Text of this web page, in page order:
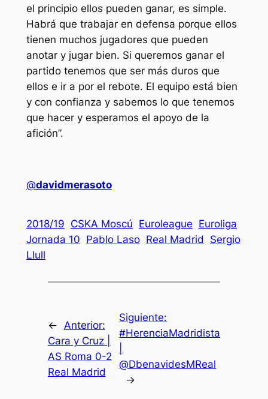
el principio ellos pueden ganar, es simple.
Habrá que trabajar en defensa porque ellos
tienen muchos jugadores que pueden
anotar y jugar bien. Si queremos ganar el
partido tenemos que ser más duros que
ellos e ir a por el rebote. El equipo está bien
y con confianza y sabemos lo que tenemos
que hacer y esperamos el apoyo de la
afición”.
@davidmerasoto
2018/19 CSKA Moscú Euroleague Euroliga
Jornada 10 Pablo Laso Real Madrid
Sergio
Llull
←
Anterior:
Cara y Cruz |
AS Roma 0-2
Real Madrid
Siguiente:
#HerenciaMadridista
@DbenavidesMReal
→